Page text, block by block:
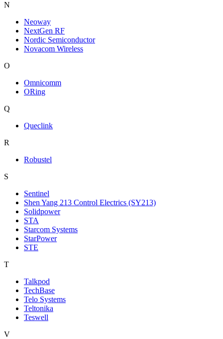
N
Neoway
NextGen RF
Nordic Semiconductor
Novacom Wireless
O
Omnicomm
ORing
Q
Queclink
R
Robustel
S
Sentinel
Shen Yang 213 Control Electrics (SY213)
Solidpower
STA
Starcom Systems
StarPower
STE
T
Talkpod
TechBase
Telo Systems
Teltonika
Teswell
V